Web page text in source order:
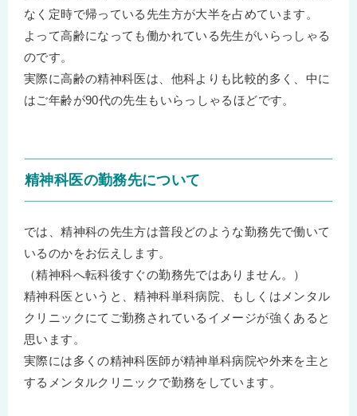
なく定時で帰っている先生方が大半を占めています。
よって高齢になっても働かれている先生がいらっしゃる
のです。
実際に高齢の精神科医は、他科よりも比較的多く、中に
はご年齢が90代の先生もいらっしゃるほどです。
精神科医の勤務先について
では、精神科の先生方は普段どのような勤務先で働いて
いるのかをお伝えします。
（精神科へ転科後すぐの勤務先ではありません。）
精神科医というと、精神科単科病院、もしくはメンタル
クリニックにてご勤務されているイメージが強くあると
思います。
実際には多くの精神科医師が精神単科病院や外来を主と
するメンタルクリニックで勤務をしています。